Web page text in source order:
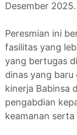
Desember 2025.
Peresmian ini
fasilitas yang
yang bertugas
dinas yang
kinerja Babinsa
pengabdian
keamanan